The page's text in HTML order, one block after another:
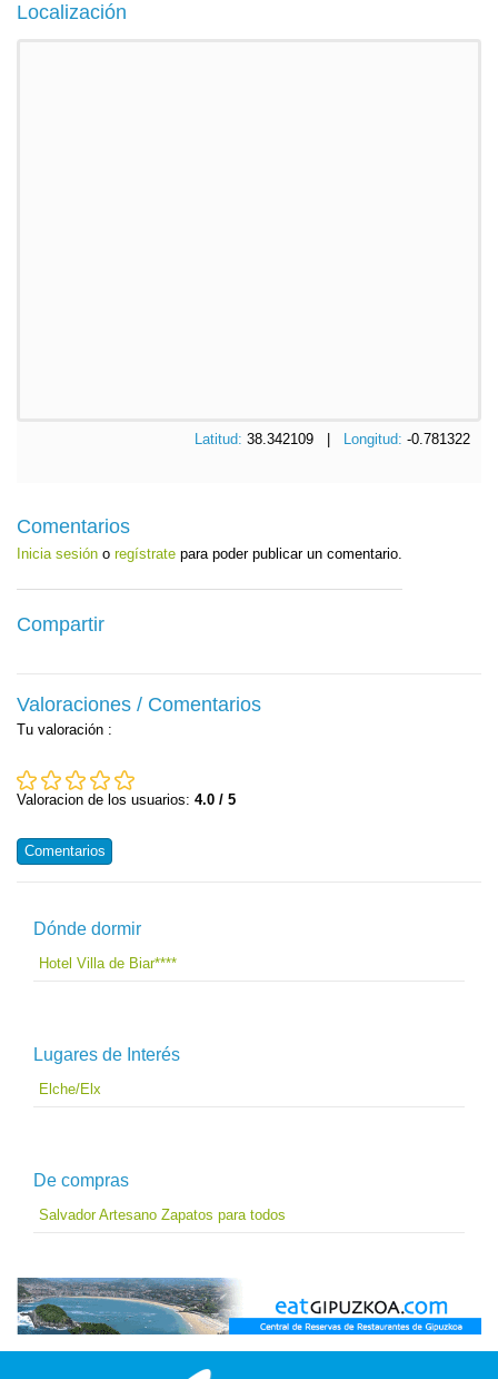
Localización
Latitud: 38.342109 | Longitud: -0.781322
Comentarios
Inicia sesión o regístrate para poder publicar un comentario.
Compartir
Valoraciones / Comentarios
Tu valoración :
Valoracion de los usuarios: 4.0 / 5
Comentarios
Dónde dormir
Hotel Villa de Biar****
Lugares de Interés
Elche/Elx
De compras
Salvador Artesano Zapatos para todos